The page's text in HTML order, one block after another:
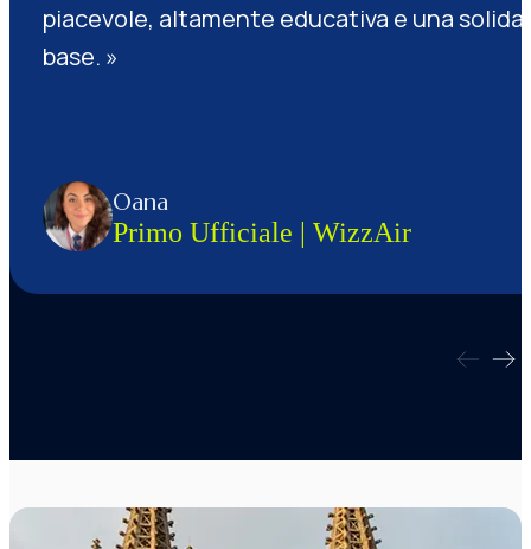
piacevole, altamente educativa e una solida
base.
Oana
Primo Ufficiale | WizzAir